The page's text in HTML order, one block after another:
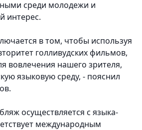
среди молодежи и
интерес.
в том, чтобы используя
голливудских фильмов,
вовлечения нашего зрителя,
языковую среду, - пояснил
осуществляется с языка-
международным